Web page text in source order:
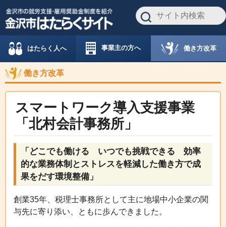
はたらく人へ 事業主の方へ 働き方改革
働き方改革
スマートワーク導入支援事業
「北村会計事務所」
「どこでも働ける いつでも挑戦できる 効率
的な業務体制とストレスを軽減した働き方で成
果をだす環境整備」
創業35年、税理士事務所として主に地場中小企業の関
与先に寄り添い、ともに歩んできました。